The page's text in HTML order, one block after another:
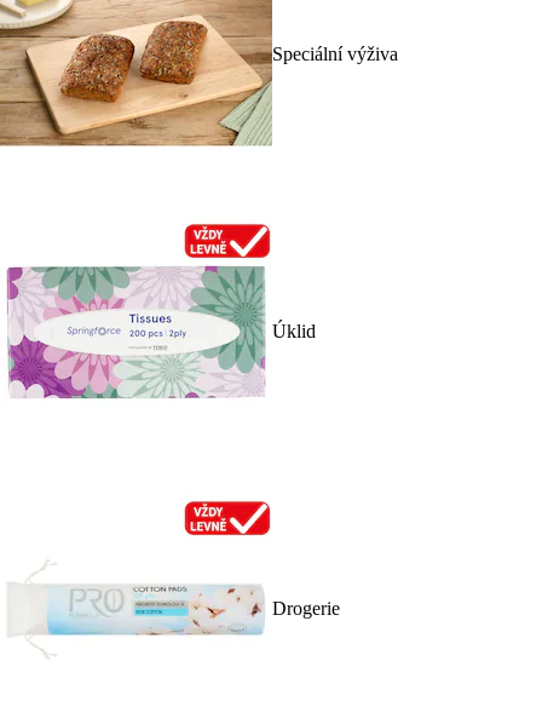
Speciální výživa
Úklid
Drogerie